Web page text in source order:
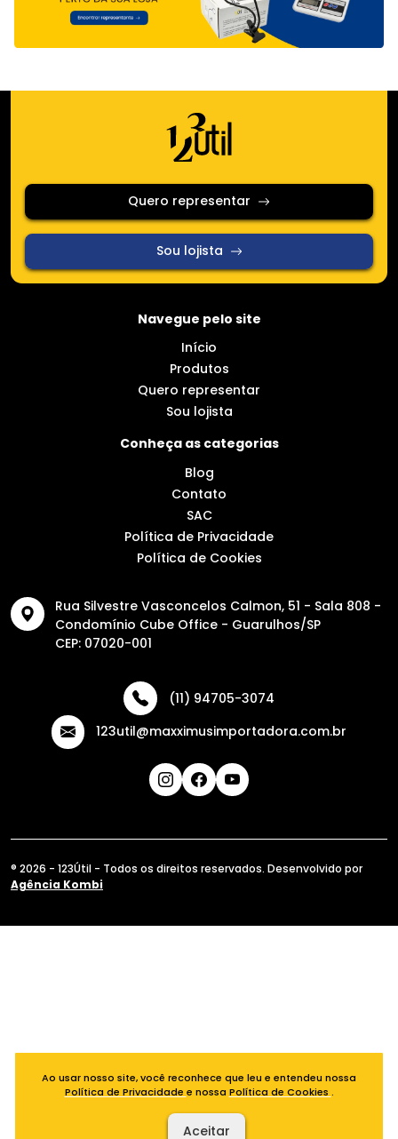
Quero representar
Sou lojista
Navegue pelo site
Início
Produtos
Quero representar
Sou lojista
Conheça as categorias
Blog
Contato
SAC
Política de Privacidade
Política de Cookies
Rua Silvestre Vasconcelos Calmon, 51 - Sala 808 -
Condomínio Cube Office - Guarulhos/SP
CEP: 07020-001
(11) 94705-3074
123util@maxximusimportadora.com.br
® 2026 - 123Útil - Todos os direitos reservados. Desenvolvido por
Agência Kombi
Ao usar nosso site, você reconhece que leu e entendeu nossa
Política de Privacidade e nossa Política de Cookies .
Aceitar